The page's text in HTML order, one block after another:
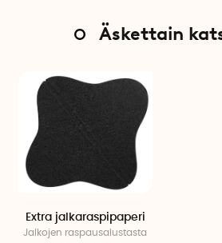
Äskettain
Extra jalkaraspipaperi
Jalkojen raspausalustasta